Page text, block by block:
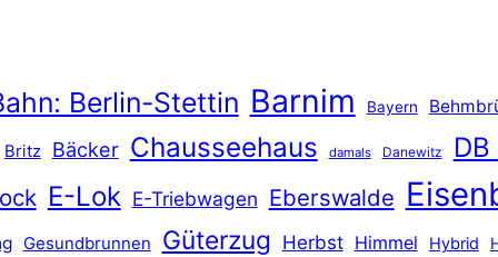
Berlin-Stettin Barnim Bayern
Britz Bäcker Chausseehaus damals Danewitz DB
E-Lok E-Triebwagen Eberswalde
Gesundbrunnen Güterzug Herbst Himmel Hybrid